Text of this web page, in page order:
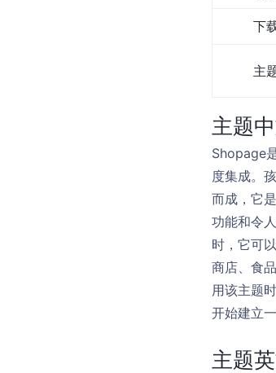
下
主
主题
Shopage
度集成。
而成，它
功能和令
时，它可
商店、食
用该主题
开始建立
主题